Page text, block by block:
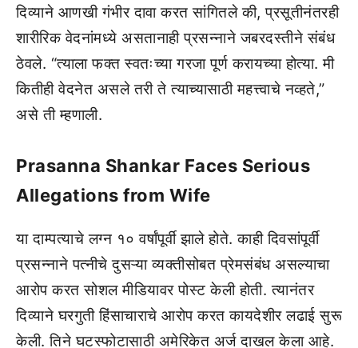
दिव्याने आणखी गंभीर दावा करत सांगितले की, प्रसूतीनंतरही
शारीरिक वेदनांमध्ये असतानाही प्रसन्नाने जबरदस्तीने संबंध
ठेवले. “त्याला फक्त स्वतःच्या गरजा पूर्ण करायच्या होत्या. मी
कितीही वेदनेत असले तरी ते त्याच्यासाठी महत्त्वाचे नव्हते,”
असे ती म्हणाली.
Prasanna Shankar Faces Serious
Allegations from Wife
या दाम्पत्याचे लग्न १० वर्षांपूर्वी झाले होते. काही दिवसांपूर्वी
प्रसन्नाने पत्नीचे दुसऱ्या व्यक्तीसोबत प्रेमसंबंध असल्याचा
आरोप करत सोशल मीडियावर पोस्ट केली होती. त्यानंतर
दिव्याने घरगुती हिंसाचाराचे आरोप करत कायदेशीर लढाई सुरू
केली. तिने घटस्फोटासाठी अमेरिकेत अर्ज दाखल केला आहे.